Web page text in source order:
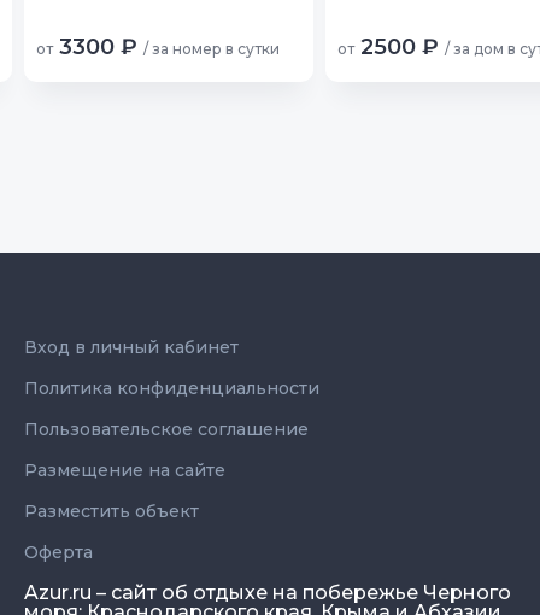
от 3300 ₽ / за номер в сутки от 2500 ₽ / за дом в
Azur.ru – сайт об отдыхе на побережье Черного
Вход в личный кабинет
Политика конфиденциальности
Пользовательское соглашение
Размещение на сайте
Разместить объект
Оферта